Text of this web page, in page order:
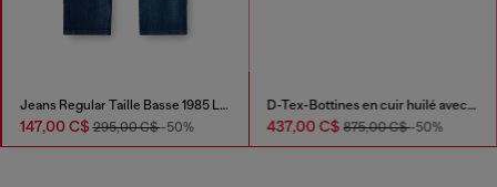
Jeans Regular Taille Basse 1985 Larkee
147,00 C$ 295,00 C$-50%
D-Tex-Bottines en cuir huilé avec semelle fendue
437,00 C$875,00 C$-50%